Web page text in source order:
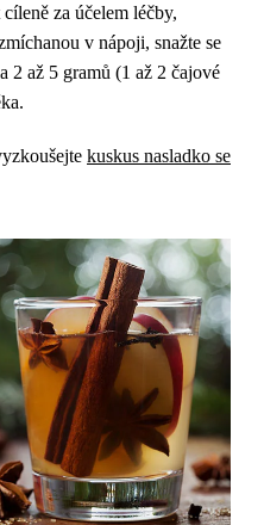
za účelem léčby,
v nápoji, snažte se
2 až 5 gramů (1 až 2 čajové
kuskus nasladko se